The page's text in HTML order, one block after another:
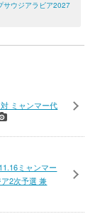
サウジアラビア2027
ミャンマー代
ミャンマー
2次予選 兼